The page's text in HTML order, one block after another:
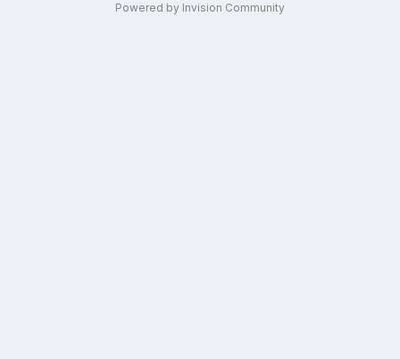
Powered by Invision Community